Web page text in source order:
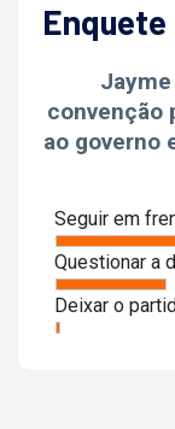
Enquete
convenção
ao governo
Seguir em
Questionar a
Deixar o